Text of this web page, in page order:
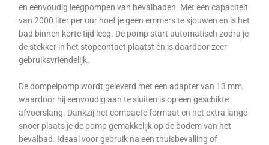
en eenvoudig leegpompen van bevalbaden. Met een capaciteit
van 2000 liter per uur hoef je geen emmers te sjouwen en is het
bad binnen korte tijd leeg. De pomp start automatisch zodra je
de stekker in het stopcontact plaatst en is daardoor zeer
gebruiksvriendelijk.
De dompelpomp wordt geleverd met een adapter van 13 mm,
waardoor hij eenvoudig aan te sluiten is op een geschikte
afvoerslang. Dankzij het compacte formaat en het extra lange
snoer plaats je de pomp gemakkelijk op de bodem van het
bevalbad. Ideaal voor gebruik na een thuisbevalling of